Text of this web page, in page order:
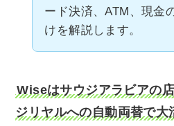
ード決済、ATM、現金
けを解説します。
Wiseはサウジアラビアの
ジリヤルへの自動両替で大